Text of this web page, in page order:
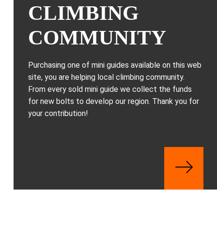
CLIMBING
COMMUNITY
Purchasing one of mini guides available on this web
site, you are helping local climbing community.
From every sold mini guide we collect the funds
for new bolts to develop our region. Thank you for
your contribution!